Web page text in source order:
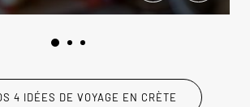
4 IDÉES DE VOYAGE EN CRÈTE